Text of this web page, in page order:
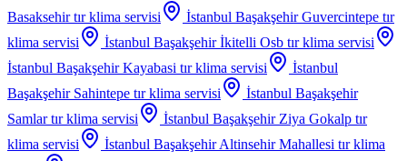
Basaksehir tır klima servisi İstanbul Başakşehir Guvercintepe tır
klima servisi
İstanbul Başakşehir İkitelli Osb tır klima servisi
İstanbul Başakşehir Kayabasi tır klima servisi
İstanbul
Başakşehir Sahintepe tır klima servisi
İstanbul Başakşehir
Samlar tır klima servisi İstanbul Başakşehir Ziya Gokalp tır
klima servisi
İstanbul Başakşehir Altinsehir Mahallesi tır klima